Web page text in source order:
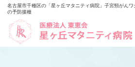
名古屋市千種区の「星ヶ丘マタニティ病院」子宮頸がん
の予防接種